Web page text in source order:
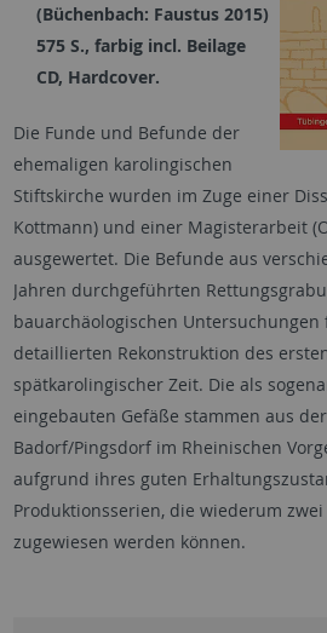
(Büchenbach: Faustus 2015)
575 S., farbig incl. Beilage
CD, Hardcover.
Die Funde und Befunde der
ehemaligen karolingischen
Stiftskirche wurden im Zuge einer
Kottmann) und einer Magisterarbeit
ausgewertet. Die Befunde aus
Jahren durchgeführten
bauarchäologischen
detaillierten Rekonstruktion des
spätkarolingischer Zeit. Die als
eingebauten Gefäße stammen aus
Badorf/Pingsdorf im Rheinischen
aufgrund ihres guten
Produktionsserien, die wiederum
zugewiesen werden können.